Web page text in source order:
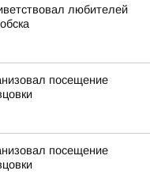
любителей
посещение
посещение